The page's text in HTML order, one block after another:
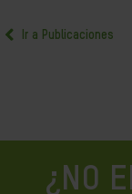
Ir a Publicaciones
¿NO